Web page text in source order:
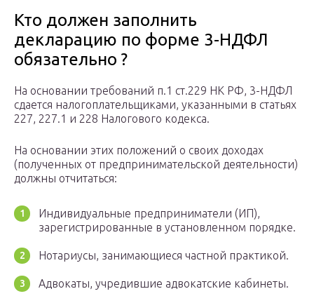
Кто должен заполнить
декларацию по форме 3-НДФЛ
обязательно ?
На основании требований п.1 ст.229 НК РФ, 3-НДФЛ
сдается налогоплательщиками, указанными в статьях
227, 227.1 и 228 Налогового кодекса.
На основании этих положений о своих доходах
(полученных от предпринимательской деятельности)
должны отчитаться:
Индивидуальные предприниматели (ИП),
зарегистрированные в установленном порядке.
Нотариусы, занимающиеся частной практикой.
Адвокаты, учредившие адвокатские кабинеты.